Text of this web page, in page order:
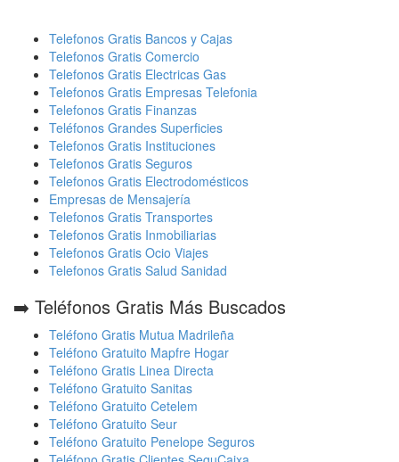
Telefonos Gratis Bancos y Cajas
Telefonos Gratis Comercio
Telefonos Gratis Electricas Gas
Telefonos Gratis Empresas Telefonia
Telefonos Gratis Finanzas
Teléfonos Grandes Superficies
Telefonos Gratis Instituciones
Telefonos Gratis Seguros
Telefonos Gratis Electrodomésticos
Empresas de Mensajería
Telefonos Gratis Transportes
Telefonos Gratis Inmobiliarias
Telefonos Gratis Ocio Viajes
Telefonos Gratis Salud Sanidad
➡️ Teléfonos Gratis Más Buscados
Teléfono Gratis Mutua Madrileña
Teléfono Gratuito Mapfre Hogar
Teléfono Gratis Linea Directa
Teléfono Gratuito Sanitas
Teléfono Gratuito Cetelem
Teléfono Gratuito Seur
Teléfono Gratuito Penelope Seguros